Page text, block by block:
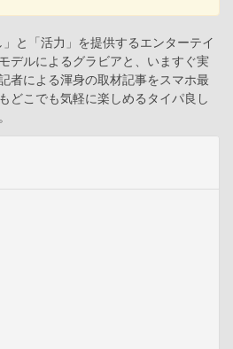
と「活力」を提供するエンターテイ
デルによるグラビアと、いますぐ実
者による渾身の取材記事をスマホ最
どこでも気軽に楽しめるタイパ良し